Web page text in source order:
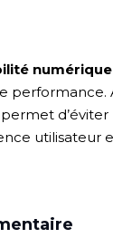
numérique
performance.
d’éviter
utilisateur